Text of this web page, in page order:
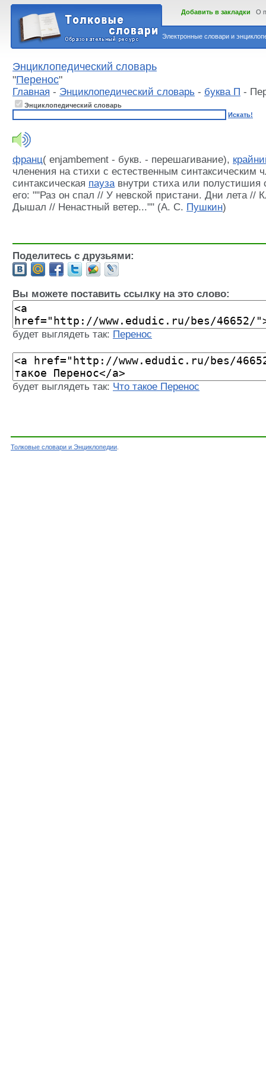
Электронные словари и
Добавить в закладки О
Энциклопедический словарь
"Перенос"
Главная - Энциклопедический словарь - буква П -
Энциклопедический словарь
Искать!
франц( enjambement - букв. - перешагивание),
членения на стихи с естественным синтаксическим
синтаксическая паузавнутри стиха или полустишия
его: ""Раз он спал // У невской пристани. Дни лета //
Дышал // Ненастный ветер..."" (А. С. Пушкин)
Поделитесь с друзьями:
Вы можете поставить ссылку на это слово:
будет выглядеть так: Перенос
будет выглядеть так: Что такое Перенос
Толковые словари и Энциклопедии